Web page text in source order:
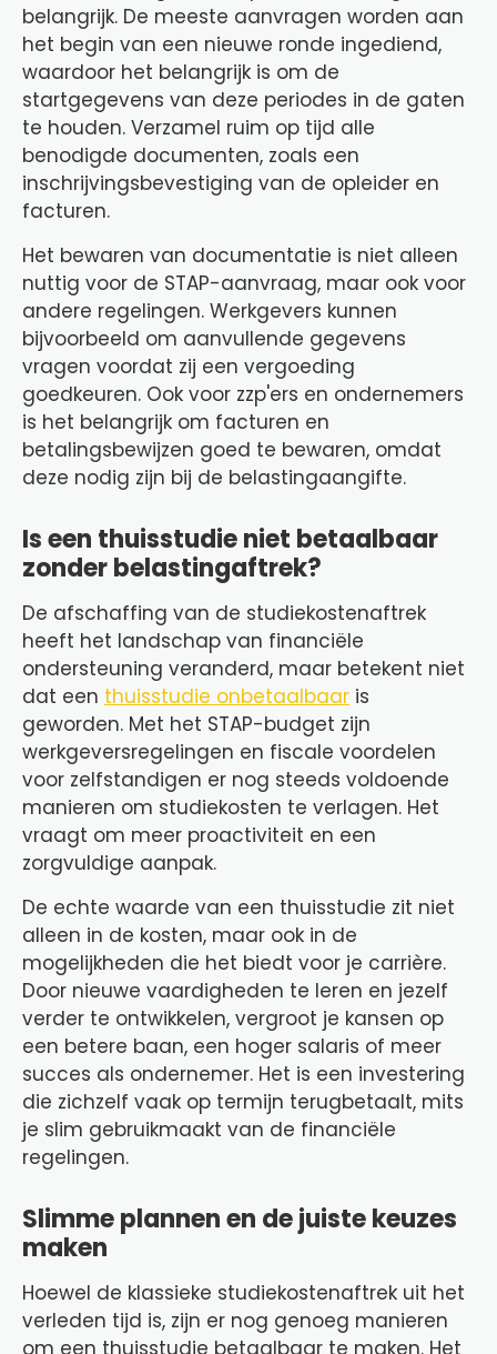
belangrijk. De meeste aanvragen worden aan
het begin van een nieuwe ronde ingediend,
waardoor het belangrijk is om de
startgegevens van deze periodes in de gaten
te houden. Verzamel ruim op tijd alle
benodigde documenten, zoals een
inschrijvingsbevestiging van de opleider en
facturen.
Het bewaren van documentatie is niet alleen
nuttig voor de STAP-aanvraag, maar ook voor
andere regelingen. Werkgevers kunnen
bijvoorbeeld om aanvullende gegevens
vragen voordat zij een vergoeding
goedkeuren. Ook voor zzp'ers en ondernemers
is het belangrijk om facturen en
betalingsbewijzen goed te bewaren, omdat
deze nodig zijn bij de belastingaangifte.
Is een thuisstudie niet betaalbaar
zonder belastingaftrek?
De afschaffing van de studiekostenaftrek
heeft het landschap van financiële
ondersteuning veranderd, maar betekent niet
dat een thuisstudie onbetaalbaar is
geworden. Met het STAP-budget zijn
werkgeversregelingen en fiscale voordelen
voor zelfstandigen er nog steeds voldoende
manieren om studiekosten te verlagen. Het
vraagt om meer proactiviteit en een
zorgvuldige aanpak.
De echte waarde van een thuisstudie zit niet
alleen in de kosten, maar ook in de
mogelijkheden die het biedt voor je carrière.
Door nieuwe vaardigheden te leren en jezelf
verder te ontwikkelen, vergroot je kansen op
een betere baan, een hoger salaris of meer
succes als ondernemer. Het is een investering
die zichzelf vaak op termijn terugbetaalt, mits
je slim gebruikmaakt van de financiële
regelingen.
Slimme plannen en de juiste keuzes
maken
Hoewel de klassieke studiekostenaftrek uit het
verleden tijd is, zijn er nog genoeg manieren
om een thuisstudie betaalbaar te maken. Het